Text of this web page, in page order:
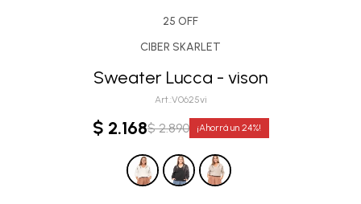
25 OFF
CIBER SKARLET
Sweater Lucca - vison
V0625vi
$ 2.168$ 2.890 24